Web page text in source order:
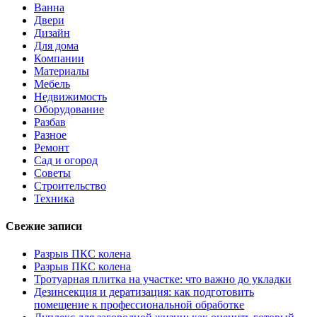
Ванна
Двери
Дизайн
Для дома
Компании
Материалы
Мебель
Недвижимость
Оборудование
Разбав
Разное
Ремонт
Сад и огород
Советы
Строительство
Техника
Свежие записи
Разрыв ПКС колена
Разрыв ПКС колена
Тротуарная плитка на участке: что важно до укладки
Дезинсекция и дератизация: как подготовить
помещение к профессиональной обработке